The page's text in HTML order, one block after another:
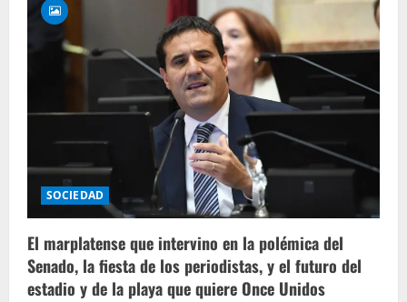
SOCIEDAD
El marplatense que intervino en la polémica del
Senado, la fiesta de los periodistas, y el futuro del
estadio y de la playa que quiere Once Unidos